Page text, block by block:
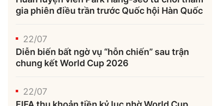
gia phiên điều trần trước Quốc hội Hàn Quốc
22/07
Diễn biến bất ngờ vụ “hỗn chiến” sau trận
chung kết World Cup 2026
22/07